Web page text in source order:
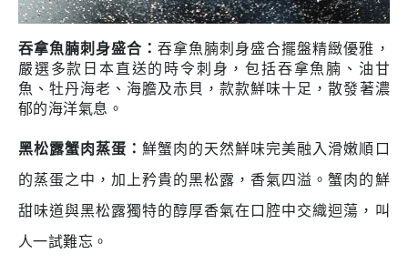
吞拿魚腩刺身盛合 ：吞拿魚腩刺身盛合擺盤精緻優雅，
嚴選多款日本直送的時令刺身，包括吞拿魚腩、油甘
魚、牡丹海老、海膽及赤貝，款款鮮味十足 ，散發著濃
郁的海洋氣息。
黑松露蟹肉蒸蛋 ：鮮蟹肉的天然鮮味完美融入滑嫩順口
的蒸蛋之中，加上矜貴的黑松露，香氣四溢。蟹肉的鮮
甜味道與黑松露獨特的醇厚香氣在口腔中交織迴蕩，叫
人一試難忘。